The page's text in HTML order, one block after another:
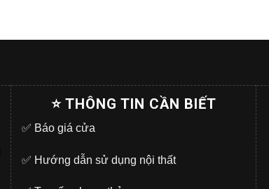
⭐ THÔNG TIN CẦN BIẾT
✅ Báo giá cửa
✅ Hướng dẫn sử dụng nội thất